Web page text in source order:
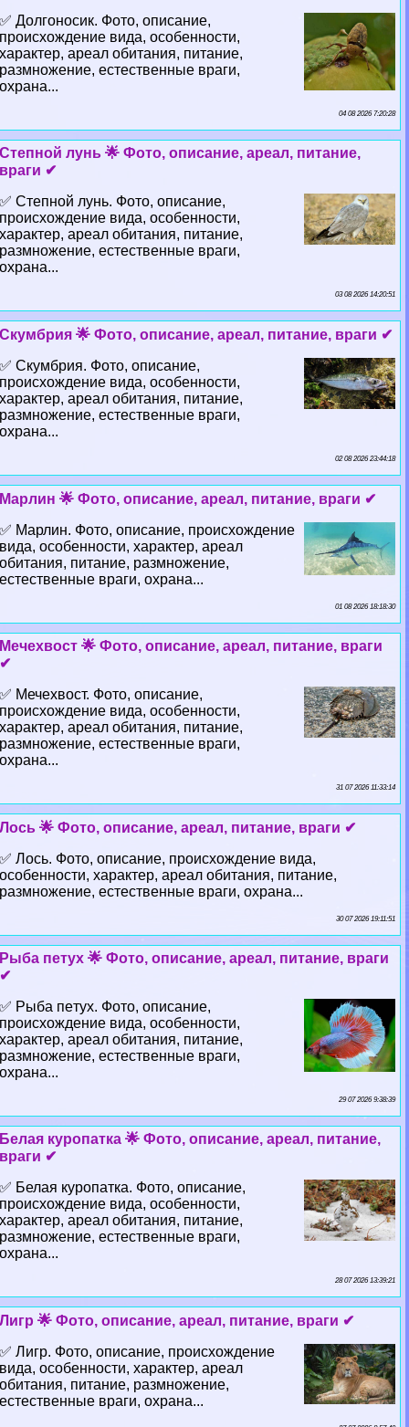
✅ Долгоносик. Фото, описание,
происхождение вида, особенности,
хаpaктер, ареал обитания, питание,
размножение, естественные враги,
охрана...
04 08 2026 7:20:28
Степной лунь 🌟 Фото, описание, ареал, питание,
враги ✔
✅ Степной лунь. Фото, описание,
происхождение вида, особенности,
хаpaктер, ареал обитания, питание,
размножение, естественные враги,
охрана...
03 08 2026 14:20:51
Скумбрия 🌟 Фото, описание, ареал, питание, враги ✔
✅ Скумбрия. Фото, описание,
происхождение вида, особенности,
хаpaктер, ареал обитания, питание,
размножение, естественные враги,
охрана...
02 08 2026 23:44:18
Марлин 🌟 Фото, описание, ареал, питание, враги ✔
✅ Марлин. Фото, описание, происхождение
вида, особенности, хаpaктер, ареал
обитания, питание, размножение,
естественные враги, охрана...
01 08 2026 18:18:30
Мечехвост 🌟 Фото, описание, ареал, питание, враги
✔
✅ Мечехвост. Фото, описание,
происхождение вида, особенности,
хаpaктер, ареал обитания, питание,
размножение, естественные враги,
охрана...
31 07 2026 11:33:14
Лось 🌟 Фото, описание, ареал, питание, враги ✔
✅ Лось. Фото, описание, происхождение вида,
особенности, хаpaктер, ареал обитания, питание,
размножение, естественные враги, охрана...
30 07 2026 19:11:51
Рыба пeтyx 🌟 Фото, описание, ареал, питание, враги
✔
✅ Рыба пeтyx. Фото, описание,
происхождение вида, особенности,
хаpaктер, ареал обитания, питание,
размножение, естественные враги,
охрана...
29 07 2026 9:38:39
Белая куропатка 🌟 Фото, описание, ареал, питание,
враги ✔
✅ Белая куропатка. Фото, описание,
происхождение вида, особенности,
хаpaктер, ареал обитания, питание,
размножение, естественные враги,
охрана...
28 07 2026 13:39:21
Лигр 🌟 Фото, описание, ареал, питание, враги ✔
✅ Лигр. Фото, описание, происхождение
вида, особенности, хаpaктер, ареал
обитания, питание, размножение,
естественные враги, охрана...